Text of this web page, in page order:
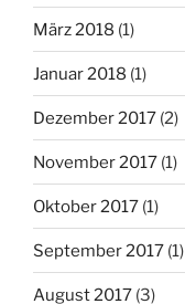
März 2018 (1)
Januar 2018 (1)
Dezember 2017 (2)
November 2017 (1)
Oktober 2017 (1)
September 2017 (1)
August 2017 (3)